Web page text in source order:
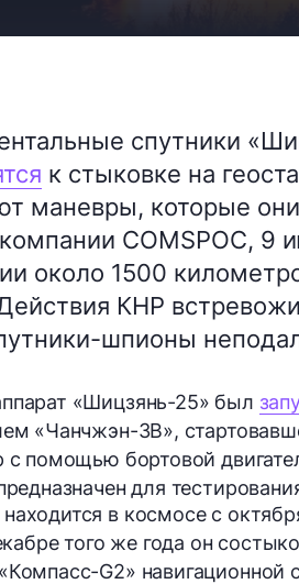
спутники
к стыковке на
маневры, которые
COMSPOC, 9
около 1500
КНР
шпионы
«Шицзянь-25» был
«Чанчжэн-3B»,
с помощью бортовой
для
в космосе с
того же года он
G2»